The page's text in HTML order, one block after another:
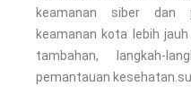
keamanan siber dan
keamanan kota lebih
tambahan, langkah-
pemantauan